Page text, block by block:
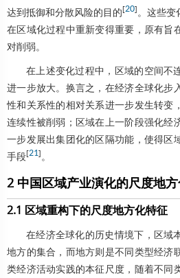
达到抵御和分散风险的目的[20] 。这些变
在区域化过程中重新变得重要，原有旨
对削弱。
在上述变化过程中，区域的空间不
进一步放大。换言之，在经济全球化步
性和关系性的相对关系进一步发生转变
连续性被削弱；区域在上一阶段强化经
一步发展出集团化的区隔功能，使得区
手段[21] 。
2 中国区域产业演化的尺度地
2.1 区域重构下的尺度地方化特征
在经济全球化的历史情境下，区域
地方的集合，而地方则是不同类型经济
类经济活动实践的本征尺度，随着不同